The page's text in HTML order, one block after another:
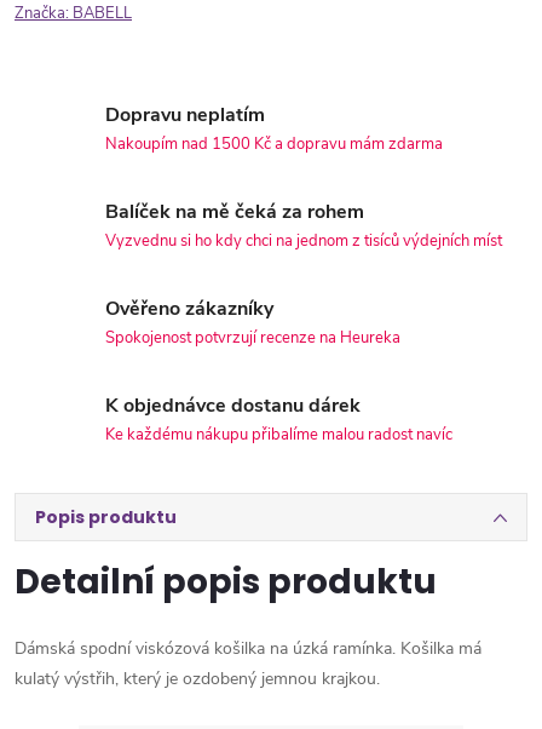
Značka: BABELL
Dopravu neplatím
Nakoupím nad 1500 Kč a dopravu mám zdarma
Balíček na mě čeká za rohem
Vyzvednu si ho kdy chci na jednom z tisíců výdejních míst
Ověřeno zákazníky
Spokojenost potvrzují recenze na Heureka
K objednávce dostanu dárek
Ke každému nákupu přibalíme malou radost navíc
Popis produktu
Detailní popis produktu
Dámská spodní viskózová košilka na úzká ramínka. Košilka má
kulatý výstřih, který je ozdobený jemnou krajkou.